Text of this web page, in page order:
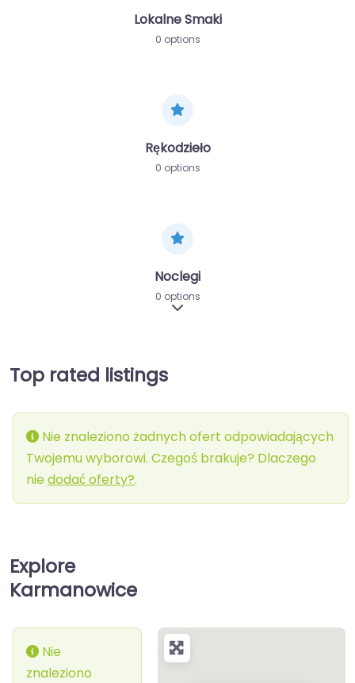
Lokalne Smaki
0 options
Rękodzieło
0 options
Noclegi
0 options
Expand sub-categories
Top rated listings
Nie znaleziono żadnych ofert odpowiadających
Twojemu wyborowi. Czegoś brakuje? Dlaczego
niedodać oferty?.
Explore
Karmanowice
Nie
znaleziono